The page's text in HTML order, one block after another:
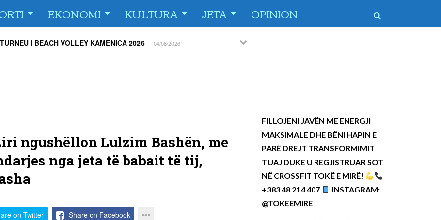
EKONOMI KULTURA JETA OPINION
i FC Drita në Europa Conference League - PreviousNext
ngushëllon Lulzim Bashën, me
nga jeta të babait të tij,
on Twitter Share on Facebook
FILLOJENI JAVËN ME ENERGJI
MAKSIMALE DHE BËNI HAPIN E
PARË DREJT TRANSFORMIMIT
TUAJ DUKE U REGJISTRUAR SOT
NË CROSSFIT TOKË E MIRË!
+383 48 214 407
INSTAGRAM:
@TOKEEMIRE